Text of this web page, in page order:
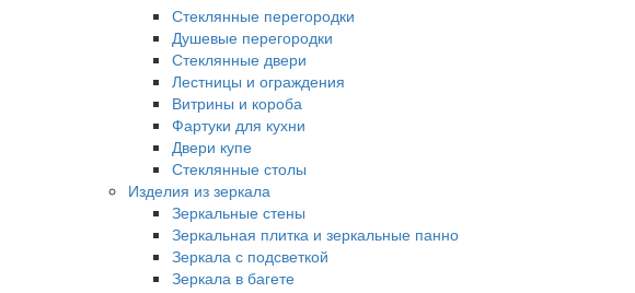
Стеклянные перегородки
Душевые перегородки
Стеклянные двери
Лестницы и ограждения
Витрины и короба
Фартуки для кухни
Двери купе
Стеклянные столы
Изделия из зеркала
Зеркальные стены
Зеркальная плитка и зеркальные панно
Зеркала с подсветкой
Зеркала в багете